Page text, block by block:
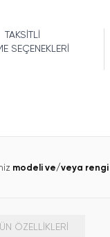
TAKSİTLİ
SEÇENEKLERİ
modeli ve/veya rengi
ÖZELLIKLERI